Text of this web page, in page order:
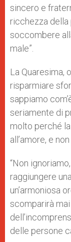
sincero e
ricchezza della
soccombere
male”.
La Quaresima,
risparmiare
sappiamo
seriamente di
molto perché
all’amore, e
“Non
raggiungere
un’armoniosa
scomparirà
delle persone